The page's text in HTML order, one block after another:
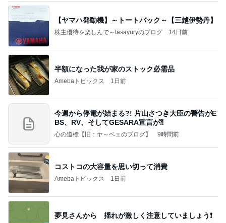
【ヤマハ発動機】～トートバック～【三越伊勢丹】
株主優待を楽しんで～tasayuryのブログ 14日前
半額になった我が家のストック必需品
Amebaトピックス 1日前
今週から停電が始まる?! 片山さつき大臣の警告がE
BS、RV、そしてGESARA宣言が⁈
心の道標【旧：ヤ～ベェのブログ】 9時間前
コストコの大容量を思い切って消費
Amebaトピックス 1日前
夢見さんから 揺れが激しく注意していましょう❗️